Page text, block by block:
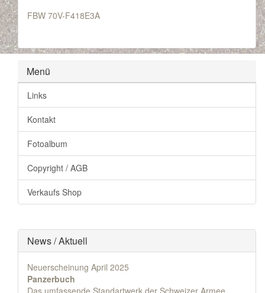
FBW 70V-F418E3A
Menü
Links
Kontakt
Fotoalbum
Copyright / AGB
Verkaufs Shop
News / Aktuell
Neuerscheinung April 2025
Panzerbuch